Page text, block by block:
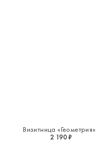
Визитница «Геометрия»
2 190 ₽